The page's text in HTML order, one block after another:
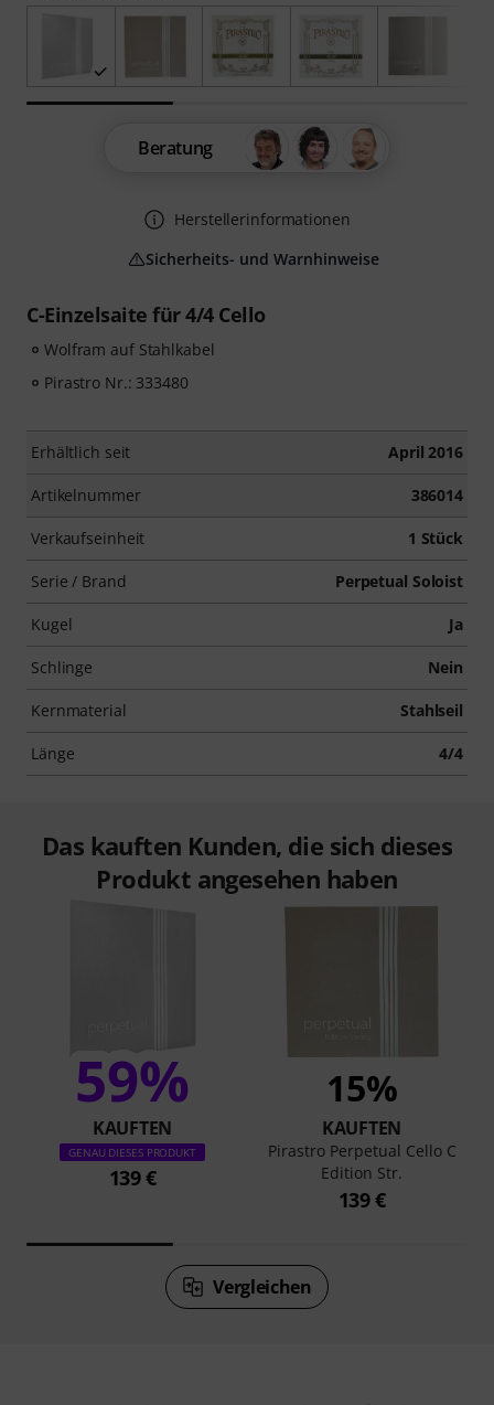
C-Einzelsaite für 4/4 Cello
Wolfram auf Stahlkabel
Pirastro Nr.: 333480
Erhältlich seit April 2016
Artikelnummer 386014
Verkaufseinheit 1 Stück
Serie / Brand Perpetual Soloist
Kugel Ja
Schlinge Nein
Kernmaterial Stahlseil
Länge 4/4
Beratung
Herstellerinformationen
Sicherheits- und Warnhinweise
Das kauften Kunden, die sich dieses
Produkt angesehen haben
59%
KAUFTEN
GENAU DIESES PRODUKT
139 €
15%
KAUFTEN
Pirastro Perpetual Cello C
Edition Str.
139 €
Vergleichen